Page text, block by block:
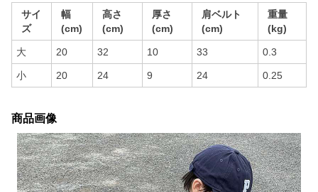
サイ
ズ
幅
(cm)
高さ
(cm)
厚さ
(cm)
肩ベルト
(cm)
重量
(kg)
大 20 32 10 33 0.3
小 20 24 9 24 0.25
商品画像